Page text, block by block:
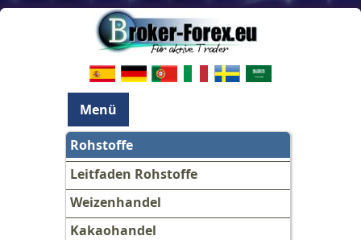
Menü
Rohstoffe
Leitfaden Rohstoffe
Weizenhandel
Kakaohandel